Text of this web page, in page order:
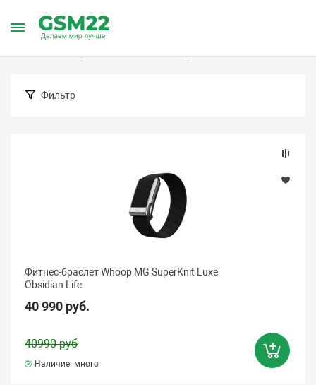
Главная Каталог товаров
Фильтр
Фитнес-браслет Whoop MG SuperKnit Luxe
Obsidian Life
40 990 руб.
40990 руб
Наличие: много